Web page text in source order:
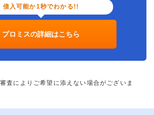
借入可能か1秒でわかる!!
プロミスの詳細はこちら
査によりご希望に添えない場合がございま